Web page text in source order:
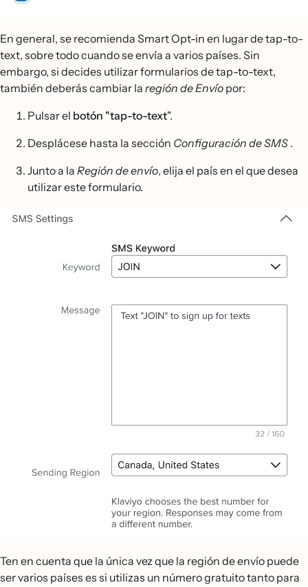
En general, se recomienda Smart Opt-in en lugar de tap-to-
text, sobre todo cuando se envía a varios países. Sin
embargo, si decides utilizar formularios de tap-to-text,
también deberás cambiar la región de Envío por:
Pulsar el botón "tap-to-text".
Desplácese hasta la sección Configuración de SMS .
Junto a la Región de envío, elija el país en el que desea
utilizar este formulario.
Ten en cuenta que la única vez que la región de envío puede
ser varios países es si utilizas un número gratuito tanto para